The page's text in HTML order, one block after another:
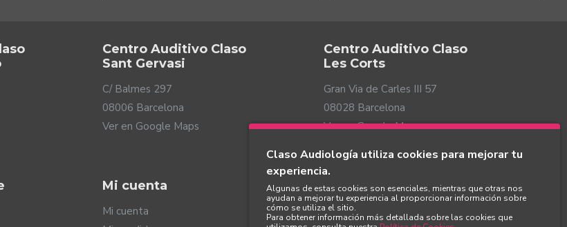
R Audífono Encanta 100 miniRITE
Claso Audiología utiliza cookies para mejorar tu
experiencia.
Algunas de estas cookies son esenciales, mientras que otras nos
ayudan a mejorar tu experiencia al proporcionar información sobre
cómo se utiliza el sitio.
Para obtener información más detallada sobre las cookies que